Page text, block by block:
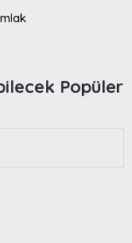
Popüler